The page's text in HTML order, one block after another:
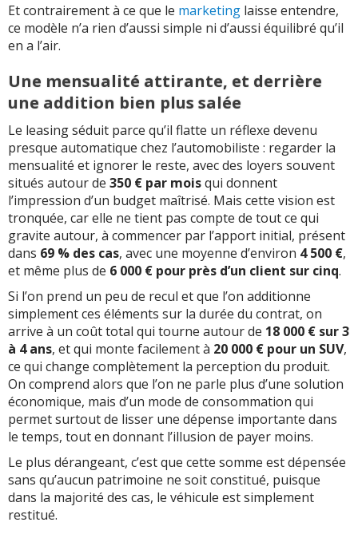
Et contrairement à ce que le marketing laisse entendre,
ce modèle n’a rien d’aussi simple ni d’aussi équilibré qu’il
en a l’air.
Une mensualité attirante, et derrière
une addition bien plus salée
Le leasing séduit parce qu’il flatte un réflexe devenu
presque automatique chez l’automobiliste : regarder la
mensualité et ignorer le reste, avec des loyers souvent
situés autour de 350 € par moisqui donnent
l’impression d’un budget maîtrisé. Mais cette vision est
tronquée, car elle ne tient pas compte de tout ce qui
gravite autour, à commencer par l’apport initial, présent
dans 69 % des cas, avec une moyenne d’environ 4 500 €,
et même plus de 6 000 € pour près d’un client sur cinq.
Si l’on prend un peu de recul et que l’on additionne
simplement ces éléments sur la durée du contrat, on
arrive à un coût total qui tourne autour de 18 000 € sur 3
à 4 ans, et qui monte facilement à 20 000 € pour un SUV,
ce qui change complètement la perception du produit.
On comprend alors que l’on ne parle plus d’une solution
économique, mais d’un mode de consommation qui
permet surtout de lisser une dépense importante dans
le temps, tout en donnant l’illusion de payer moins.
Le plus dérangeant, c’est que cette somme est dépensée
sans qu’aucun patrimoine ne soit constitué, puisque
dans la majorité des cas, le véhicule est simplement
restitué.